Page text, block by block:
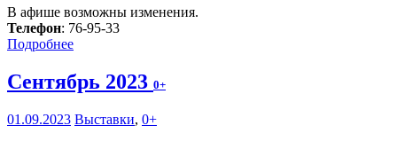
В афише возможны изменения.
Телефон: 76-95-33
Подробнее
Сентябрь 2023 0+
01.09.2023 Выставки, 0+